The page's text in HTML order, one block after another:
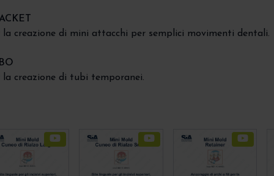
la creazione di mini attacchi per semplici movimenti dentali.
la creazione di tubi temporanei.